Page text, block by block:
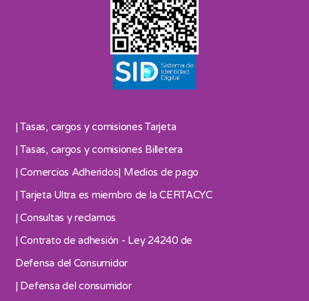
| Tasas, cargos y comisiones Tarjeta
| Tasas, cargos y comisiones Billetera
| Comercios Adheridos| Medios de pago
| Tarjeta Ultra es miembro de la CERTACYC
| Consultas y reclamos
| Contrato de adhesión - Ley 24240 de
Defensa del Consumidor
| Defensa del consumidor